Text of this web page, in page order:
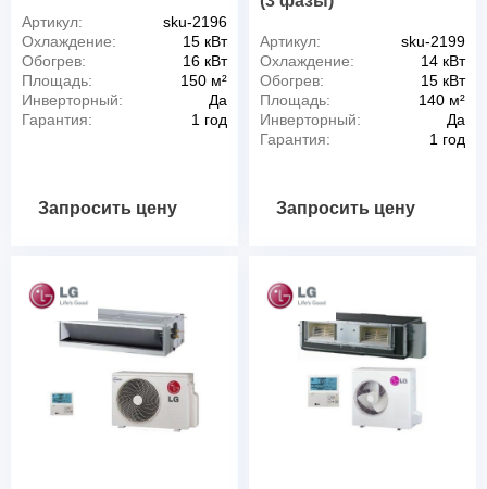
Артикул:
sku-2196
Охлаждение:
15 кВт
Обогрев:
16 кВт
Площадь:
150 м²
Инверторный:
Да
Гарантия:
1 год
Запросить цену
Артикул:
sku-2199
Охлаждение:
14 кВт
Обогрев:
15 кВт
Площадь:
140 м²
Инверторный:
Да
Гарантия:
1 год
Запросить цену